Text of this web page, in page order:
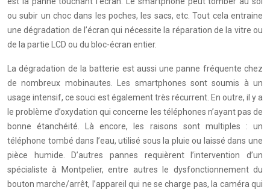
ou subir un choc dans les poches, les sacs, etc. Tout cela entraine
une dégradation de l’écran qui nécessite la réparation de la vitre ou
de la partie LCD ou du bloc-écran entier.
La dégradation de la batterie est aussi une panne fréquente chez
de nombreux mobinautes. Les smartphones sont soumis à un
usage intensif, ce souci est également très récurrent. En outre, il y a
le problème d’oxydation qui concerne les téléphones n’ayant pas de
bonne étanchéité. Là encore, les raisons sont multiples : un
téléphone tombé dans l’eau, utilisé sous la pluie ou laissé dans une
pièce humide. D’autres pannes requièrent l’intervention d’un
spécialiste à Montpelier, entre autres le dysfonctionnement du
bouton marche/arrêt, l’appareil qui ne se charge pas, la caméra qui